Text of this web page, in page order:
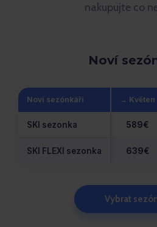
nakupujte co
Noví
Noví sezónkáři → Květen
SKI sezonka 589€
SKI FLEXI sezonka 639€
Vybrat